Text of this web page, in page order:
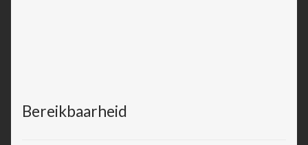
Bereikbaarheid